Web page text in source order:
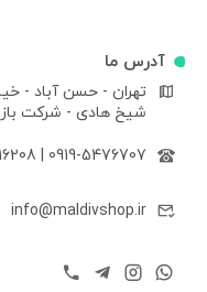
آدرس ما
تهران - حسن آباد -
شیخ هادی - شرکت
0919-5476707
info@maldivshop.ir